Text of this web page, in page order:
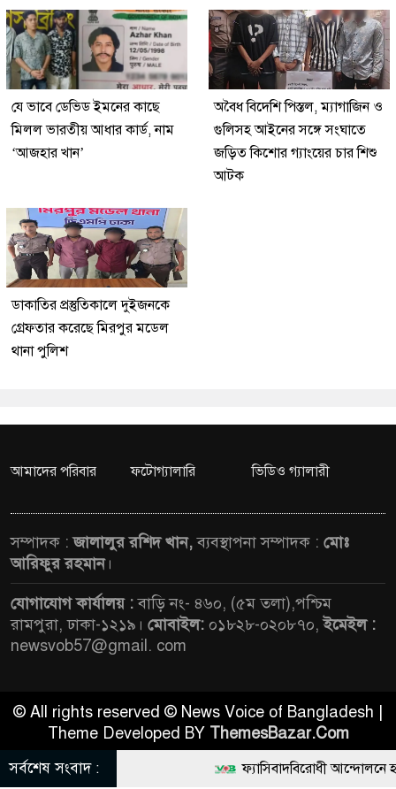
যে ভাবে ডেভিড ইমনের কাছে
মিলল ভারতীয় আধার কার্ড, নাম
‘আজহার খান’
অবৈধ বিদেশি পিস্তল, ম্যাগাজিন ও
গুলিসহ আইনের সঙ্গে সংঘাতে
জড়িত কিশোর গ্যাংয়ের চার শিশু
আটক
ডাকাতির প্রস্তুতিকালে দুইজনকে
গ্রেফতার করেছে মিরপুর মডেল
থানা পুলিশ
আমাদের পরিবার ফটোগ্যালারি ভিডিও গ্যালারী
সম্পাদক :জালালুর রশিদ খান,ব্যবস্থাপনা সম্পাদক : মোঃ
আরিফুর রহমান।
যোগাযোগ কার্যালয় :বাড়ি নং- ৪৬০, (৫ম তলা),পশ্চিম
রামপুরা, ঢাকা-১২১৯। মোবাইল: ০১৮২৮-০২০৮৭০,ইমেইল :
newsvob57@gmail. com
© All rights reserved © News Voice of Bangladesh |
Theme Developed BY ThemesBazar.Com
সর্বশেষ সংবাদ : ফ্যাসিবাদবিরোধী আন্দোলনে